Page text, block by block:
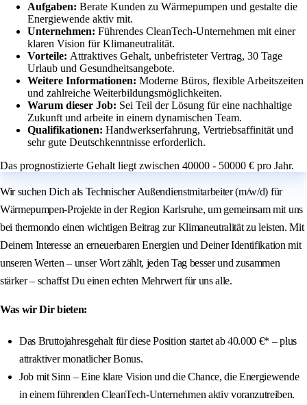
Aufgaben: Berate Kunden zu Wärmepumpen und gestalte die
Energiewende aktiv mit.
Unternehmen: Führendes CleanTech-Unternehmen mit einer
klaren Vision für Klimaneutralität.
Vorteile: Attraktives Gehalt, unbefristeter Vertrag, 30 Tage
Urlaub und Gesundheitsangebote.
Weitere Informationen: Moderne Büros, flexible Arbeitszeiten
und zahlreiche Weiterbildungsmöglichkeiten.
Warum dieser Job: Sei Teil der Lösung für eine nachhaltige
Zukunft und arbeite in einem dynamischen Team.
Qualifikationen: Handwerkserfahrung, Vertriebsaffinität und
sehr gute Deutschkenntnisse erforderlich.
Das prognostizierte Gehalt liegt zwischen 40000 - 50000 € pro Jahr.
Wir suchen Dich als Technischer Außendienstmitarbeiter (m/w/d) für
Wärmepumpen-Projekte in der Region Karlsruhe, um gemeinsam mit uns
bei thermondo einen wichtigen Beitrag zur Klimaneutralität zu leisten. Mit
Deinem Interesse an erneuerbaren Energien und Deiner Identifikation mit
unseren Werten – unser Wort zählt, jeden Tag besser und zusammen
stärker – schaffst Du einen echten Mehrwert für uns alle.
Was wir Dir bieten:
Das Bruttojahresgehalt für diese Position startet ab 40.000 €* – plus
attraktiver monatlicher Bonus.
Job mit Sinn – Eine klare Vision und die Chance, die Energiewende
in einem führenden CleanTech-Unternehmen aktiv voranzutreiben.